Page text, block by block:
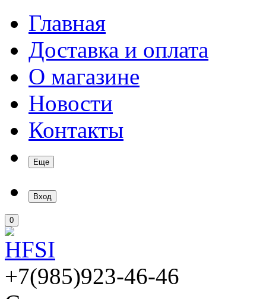
Главная
Доставка и оплата
О магазине
Новости
Контакты
Еще
Вход
0
+7(985)923-46-46